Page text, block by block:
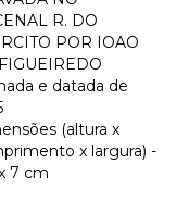
R. DO
POR IOAO
e datada de
(altura x
x largura) -
7 cm